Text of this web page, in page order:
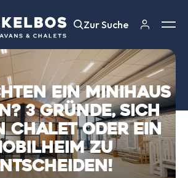
Zur Suche
Zur Suche
ein Minihaus
3 Gründe, sich
Chalet oder ein
zu